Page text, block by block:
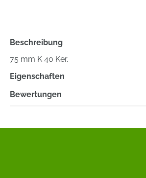
Beschreibung
75 mm K 40 Ker.
Eigenschaften
Bewertungen